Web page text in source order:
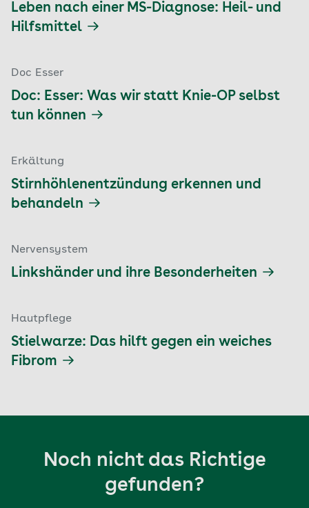
Leben nach einer MS-Diagnose: Heil- und
Hilfsmittel
Doc Esser
Doc: Esser: Was wir statt Knie-OP selbst
tun können
Erkältung
Stirnhöhlenentzündung erkennen und
behandeln
Nervensystem
Linkshänder und ihre Besonderheiten
Hautpflege
Stielwarze: Das hilft gegen ein weiches
Fibrom
Noch nicht das Richtige
gefunden?